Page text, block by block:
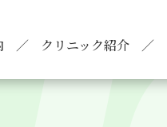
クリニック紹介